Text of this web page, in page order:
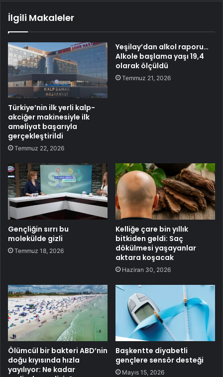
İlgili Makaleler
Türkiye’nin ilk yerli kalp-
akciğer makinesiyle ilk
ameliyat başarıyla
gerçekleştirildi
Temmuz 22, 2026
Yeşilay’dan alkol raporu…
Alkole başlama yaşı 19,4
olarak ölçüldü
Temmuz 21, 2026
Gençliğin sırrı bu
molekülde gizli
Temmuz 18, 2026
Kelliğe çare bin yıllık
bitkiden geldi: Saç
dökülmesi yaşayanlar
aktara koşacak
Haziran 30, 2026
Ölümcül bir bakteri ABD’nin
doğu kıyısında hızla
yayılıyor: Ne kadar
Başkentte diyabetli
gençlere sensör desteği
Mayıs 15, 2026